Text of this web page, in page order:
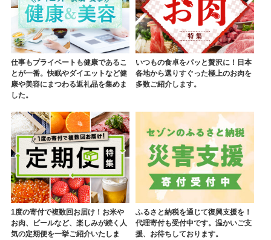
仕事もプライベートも健康であるこ
とが一番。快眠やダイエットなど健
康や美容にまつわる返礼品を集めま
した。
いつもの食卓をパッと贅沢に！日本
各地から選りすぐった極上のお肉を
多数ご紹介します。
1度の寄付で複数回お届け！お米や
お肉、ビールなど、楽しみが続く人
気の定期便を一挙ご紹介いたしま
ふるさと納税を通じて復興支援を！
代理寄付も受付中です。温かいご支
援、お待ちしております。